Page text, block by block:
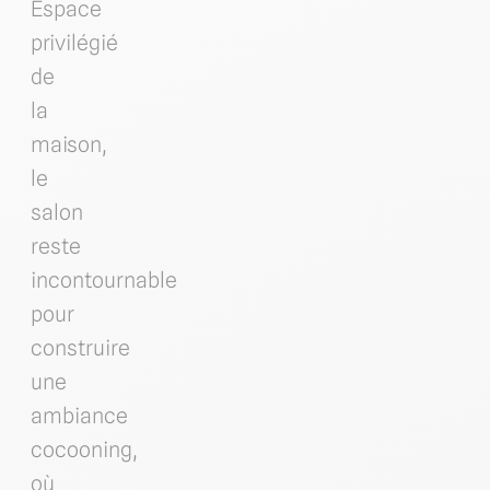
Espace
privilégié
de
la
maison,
le
salon
reste
incontournable
pour
construire
une
ambiance
cocooning,
où